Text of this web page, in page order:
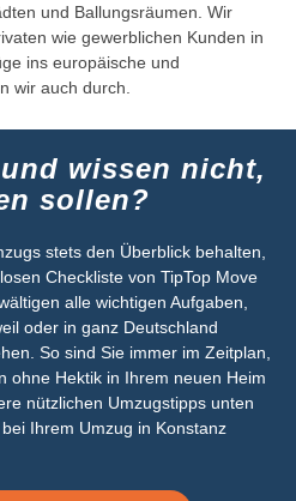
und Ballungsräumen. Wir
wie gewerblichen Kunden in
ins europäische und
wir auch durch.
wissen nicht,
sollen?
stets den Überblick behalten,
Checkliste von TipTop Move
alle wichtigen Aufgaben,
oder in ganz Deutschland
So sind Sie immer im Zeitplan,
ohne Hektik in Ihrem neuen Heim
nützlichen Umzugstipps unten
Ihrem Umzug in Konstanz